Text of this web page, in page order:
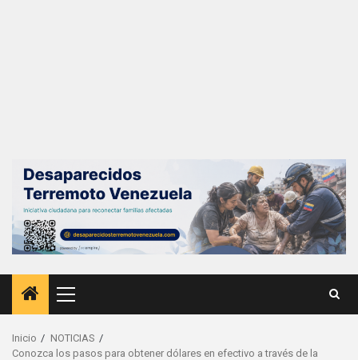
Menú
principal
Inicio
NOTICIAS
Conozca los pasos para obtener dólares en efectivo a través de la